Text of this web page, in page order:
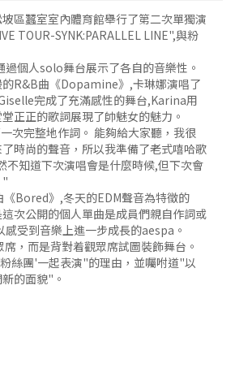
區蠶室室內體育館舉行了第二次單獨演
TOUR-SYNK:PARALLEL LINE",與粉
個人solo舞台展示了各自的音樂性。
R&B曲《Dopamine》,卡琳娜演唱了
完成了充滿感性的舞台,Karina用
正正的歌詞展現了帥魅女的魅力。
次完整地作詞。 能夠給大家聽，我很
時尚的聲音，所以我準備了老式嘻哈歌
不知道下次演唱會是什麼時候,但下次會
"
Bored》,冬天的EDM聲音為特徵的
這次公開的個人單曲是成員們親自作詞或
受到音樂上進一步成長的aespa。
，而是背對着觀眾席試圖裝飾舞台。
絲團'一起表演"的理由，並囑咐道"以
的面貌"。